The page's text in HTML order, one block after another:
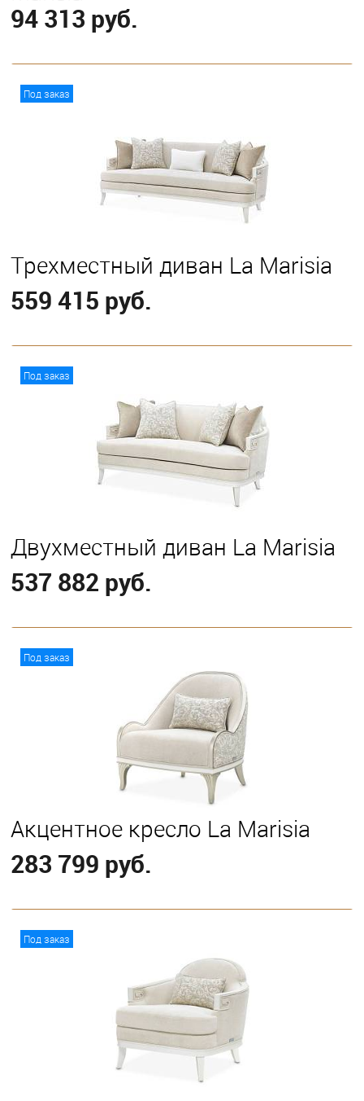
94 313 руб.
Под заказ
Трехместный диван La Marisia
559 415 руб.
Под заказ
Двухместный диван La Marisia
537 882 руб.
Под заказ
Акцентное кресло La Marisia
283 799 руб.
Под заказ